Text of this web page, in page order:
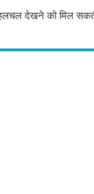
हलचल देखने को मिल